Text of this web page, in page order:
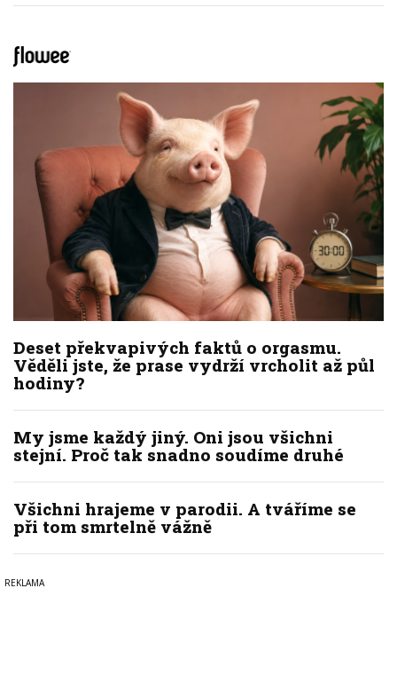
Deset překvapivých faktů o orgasmu.
Věděli jste, že prase vydrží vrcholit až půl
hodiny?
My jsme každý jiný. Oni jsou všichni
stejní. Proč tak snadno soudíme druhé
Všichni hrajeme v parodii. A tváříme se
při tom smrtelně vážně